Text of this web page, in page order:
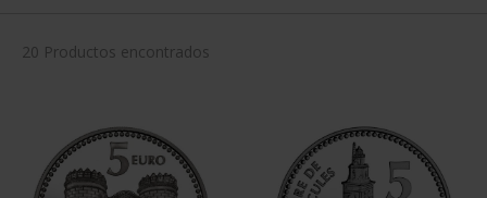
20 Productos encontrados